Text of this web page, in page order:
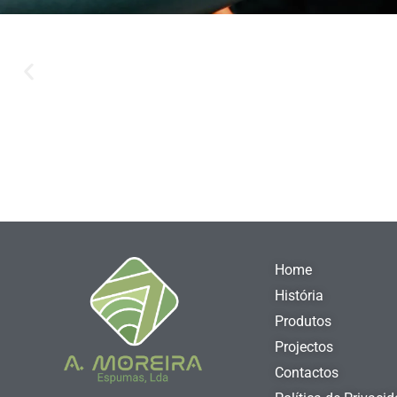
Home
História
Produtos
Projectos
Contactos